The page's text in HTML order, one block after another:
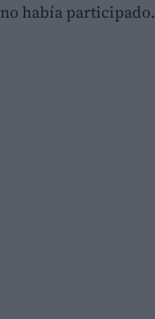
no había participado.